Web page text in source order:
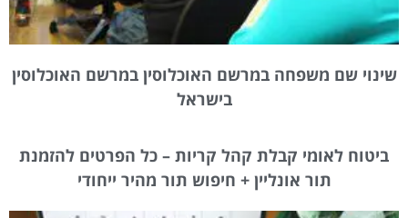
שינוי שם משפחה במרשם האוכלוסין במרשם האוכלוסין
בישראל
ביטוח לאומי קבלת קהל קריות – כל הפרטים להזמנת
תור אונליין + חיפוש תור מהיר ייחודי